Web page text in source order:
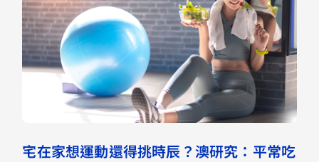
宅在家想運動還得挑時辰？澳研究：平常吃